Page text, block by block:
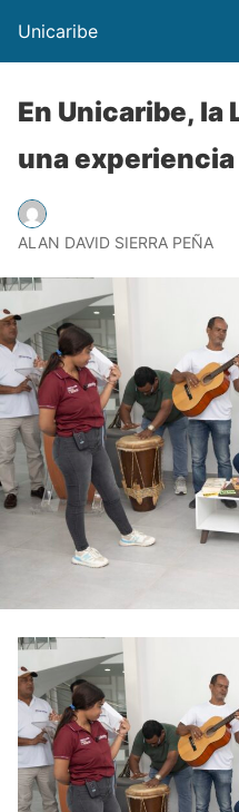
Unicaribe
En Unicaribe, la
una
ALAN DAVID SIERRA PEÑA